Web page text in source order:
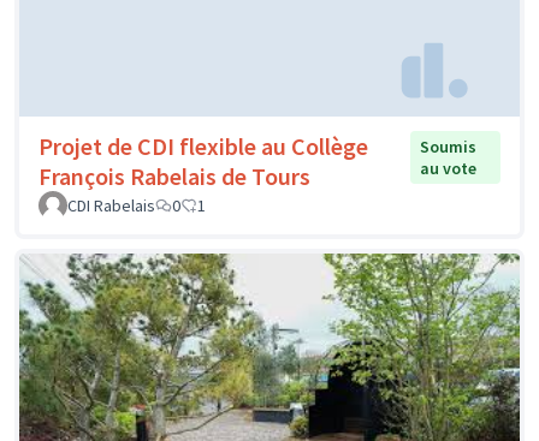
Projet de CDI flexible au Collège
François Rabelais de Tours
Soumis
au vote
CDI Rabelais
0 1